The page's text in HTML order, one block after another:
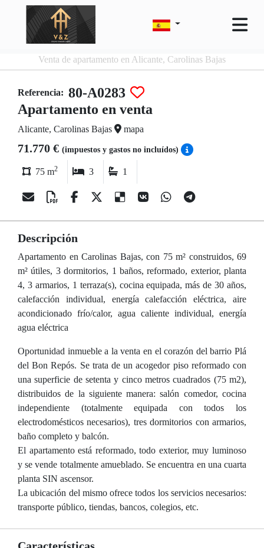
Venta de apartamento en Alicante, Carolinas Bajas
Referencia: 80-A0283
Apartamento en venta
Alicante, Carolinas Bajas mapa
71.770 € (impuestos y gastos no incluídos)
75 m2 3 1
Descripción
Apartamento en Carolinas Bajas, con 75 m² construidos, 69
m² útiles, 3 dormitorios, 1 baños, reformado, exterior, planta
4, 3 armarios, 1 terraza(s), cocina equipada, más de 30 años,
calefacción individual, energía calefacción eléctrica, aire
acondicionado frío/calor, agua caliente individual, energía
agua eléctrica
Oportunidad inmueble a la venta en el corazón del barrio Plá
del Bon Repós. Se trata de un acogedor piso reformado con
una superficie de setenta y cinco metros cuadrados (75 m2),
distribuidos de la siguiente manera: salón comedor, cocina
independiente (totalmente equipada con todos los
electrodomésticos necesarios), tres dormitorios con armarios,
baño completo y balcón.
El apartamento está reformado, todo exterior, muy luminoso
y se vende totalmente amueblado. Se encuentra en una cuarta
planta SIN ascensor.
La ubicación del mismo ofrece todos los servicios necesarios:
transporte público, tiendas, bancos, colegios, etc.